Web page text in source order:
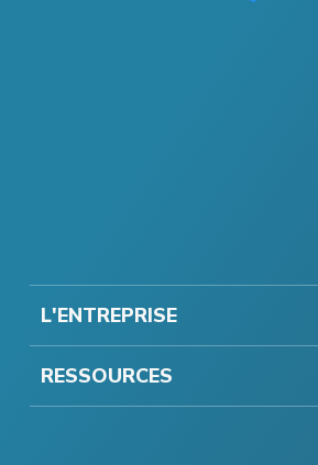
L'ENTREPRISE
RESSOURCES